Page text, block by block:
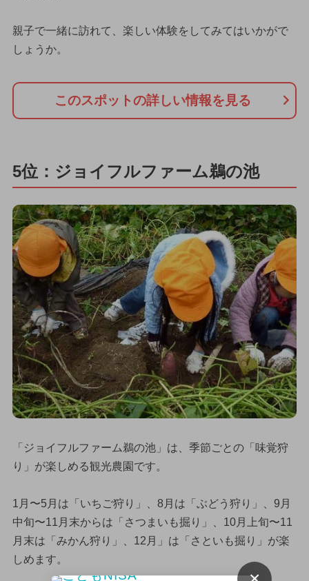
親子で一緒に訪れて、楽しい体験をしてみてはいかがで
しょうか。
このスポットの詳しい情報を見る
5位：ジョイフルファーム鵜の池
「ジョイフルファーム鵜の池」は、季節ごとの「味覚狩
り」が楽しめる観光農園です。
1月〜5月は「いちご狩り」、8月は「ぶどう狩り」、9月
中旬〜11月末からは「さつまいも掘り」、10月上旬〜11
月末は「みかん狩り」、12月」は「さといも掘り」が楽
しめます。